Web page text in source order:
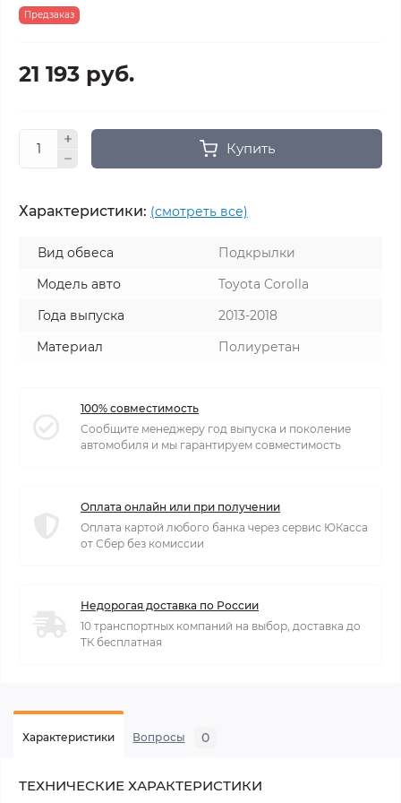
Предзаказ
21 193 руб.
Купить
Характеристики: (смотреть все)
Вид обвеса
Подкрылки
Модель авто
Toyota Corolla
Года выпуска
2013-2018
Материал
Полиуретан
100% совместимость
Сообщите менеджеру год выпуска и поколение
автомобиля и мы гарантируем совместимость
Оплата онлайн или при получении
Оплата картой любого банка через сервис ЮКасса
от Сбер без комиссии
Недорогая доставка по России
10 транспортных компаний на выбор, доставка до
ТК бесплатная
Характеристики Вопросы 0
ТЕХНИЧЕСКИЕ ХАРАКТЕРИСТИКИ